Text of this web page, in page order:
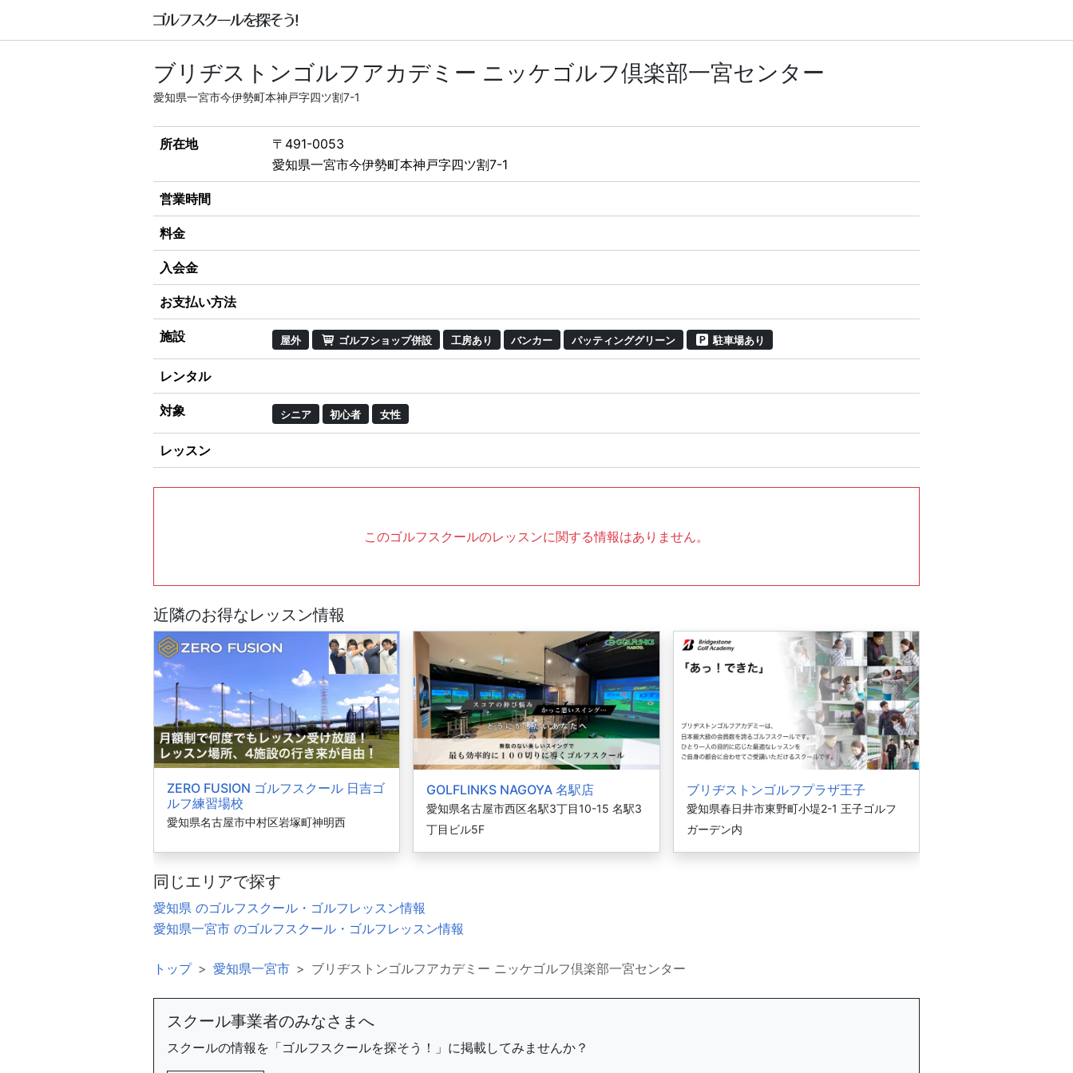
ブリヂストンゴルフアカデミー ニッケゴルフ倶楽部一宮センター
愛知県一宮市今伊勢町本神戸字四ツ割7-1
所在地
〒491-0053
愛知県一宮市今伊勢町本神戸字四ツ割7-1
営業時間
料金
入会金
お支払い方法
施設 屋外 ゴルフショップ併設 工房あり バンカー パッティンググリーン 駐車場あり
レンタル
対象 シニア 初心者 女性
レッスン
このゴルフスクールのレッスンに関する情報はありません。
近隣のお得なレッスン情報
ZERO FUSION ゴルフスクール 日吉ゴ
ルフ練習場校
愛知県名古屋市中村区岩塚町神明西
GOLFLINKS NAGOYA 名駅店
愛知県名古屋市西区名駅3丁目10-15 名駅3
丁目ビル5F
ブリヂストンゴルフプラザ王子
愛知県春日井市東野町小堤2-1 王子ゴルフ
ガーデン内
同じエリアで探す
愛知県 のゴルフスクール・ゴルフレッスン情報
愛知県一宮市 のゴルフスクール・ゴルフレッスン情報
トップ 愛知県一宮市 ブリヂストンゴルフアカデミー ニッケゴルフ倶楽部一宮センター
スクール事業者のみなさまへ
スクールの情報を「ゴルフスクールを探そう！」に掲載してみませんか？